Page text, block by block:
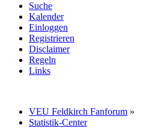
Suche
Kalender
Einloggen
Registrieren
Disclaimer
Regeln
Links
VEU Feldkirch Fanforum »
Statistik-Center